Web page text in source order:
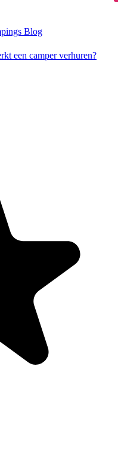
Blog
een camper verhuren?